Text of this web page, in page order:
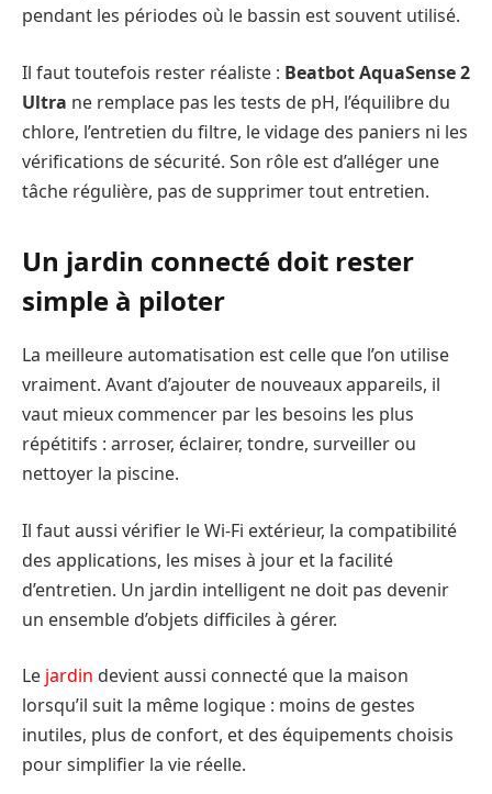
pendant les périodes où le bassin est souvent utilisé.
Il faut toutefois rester réaliste : Beatbot AquaSense 2
Ultra ne remplace pas les tests de pH, l’équilibre du
chlore, l’entretien du filtre, le vidage des paniers ni les
vérifications de sécurité. Son rôle est d’alléger une
tâche régulière, pas de supprimer tout entretien.
Un jardin connecté doit rester
simple à piloter
La meilleure automatisation est celle que l’on utilise
vraiment. Avant d’ajouter de nouveaux appareils, il
vaut mieux commencer par les besoins les plus
répétitifs : arroser, éclairer, tondre, surveiller ou
nettoyer la piscine.
Il faut aussi vérifier le Wi-Fi extérieur, la compatibilité
des applications, les mises à jour et la facilité
d’entretien. Un jardin intelligent ne doit pas devenir
un ensemble d’objets difficiles à gérer.
Le jardin devient aussi connecté que la maison
lorsqu’il suit la même logique : moins de gestes
inutiles, plus de confort, et des équipements choisis
pour simplifier la vie réelle.